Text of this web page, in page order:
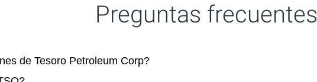
Preguntas frecuentes
de Tesoro Petroleum Corp?